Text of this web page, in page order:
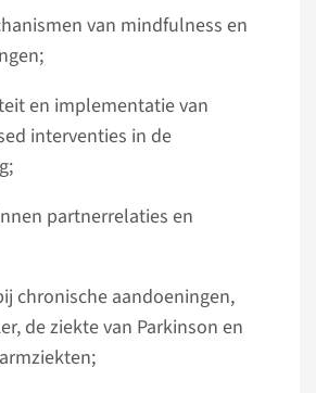
van mindfulness en
en implementatie van
interventies in de
partnerrelaties en
chronische aandoeningen,
de ziekte van Parkinson en